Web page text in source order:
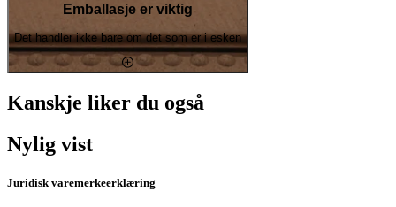
Emballasje er viktig
Det handler ikke bare om det som er i esken
Kanskje liker du også
Nylig vist
Juridisk varemerkeerklæring